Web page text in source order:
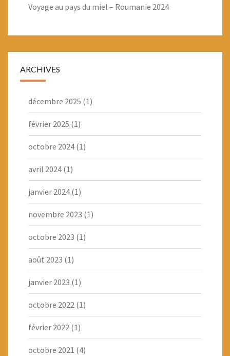
Voyage au pays du miel – Roumanie 2024
ARCHIVES
décembre 2025 (1)
février 2025 (1)
octobre 2024 (1)
avril 2024 (1)
janvier 2024 (1)
novembre 2023 (1)
octobre 2023 (1)
août 2023 (1)
janvier 2023 (1)
octobre 2022 (1)
février 2022 (1)
octobre 2021 (4)